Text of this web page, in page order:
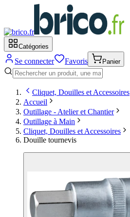
Catégories
Se connecter Favoris Panier
Cliquet, Douilles et Accessoires
Accueil
Outillage - Atelier et Chantier
Outillage à Main
Cliquet, Douilles et Accessoires
Douille tournevis